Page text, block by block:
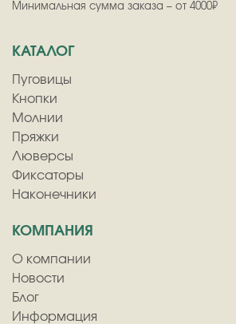
Минимальная сумма заказа – от 4000₽
КАТАЛОГ
Пуговицы
Кнопки
Молнии
Пряжки
Люверсы
Фиксаторы
Наконечники
КОМПАНИЯ
О компании
Новости
Блог
Информация